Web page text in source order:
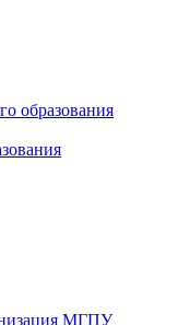
образования
МГПУ